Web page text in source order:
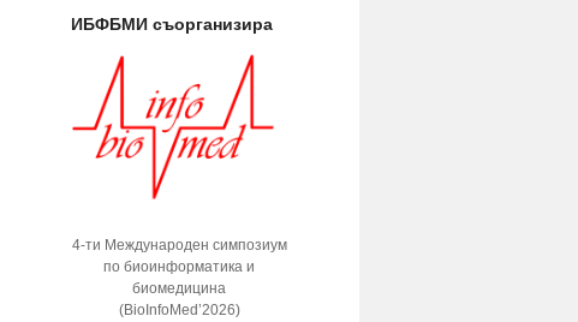
ИБФБМИ съорганизира
4-ти Международен симпозиум
по биоинформатика и
биомедицина
(BioInfoMed’2026)